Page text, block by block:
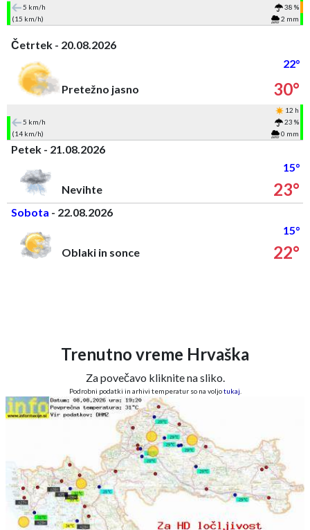
5 km/h
38 %
(15 km/h)
2 mm
Četrtek - 20.08.2026
22°
Pretežno jasno
30°
12 h
5 km/h
23 %
(14 km/h)
0 mm
Petek - 21.08.2026
15°
Nevihte
23°
Sobota - 22.08.2026
15°
Oblaki in sonce
22°
Trenutno vreme Hrvaška
Za povečavo kliknite na sliko.
Podrobni podatki in arhivi temperatur so na voljotukaj